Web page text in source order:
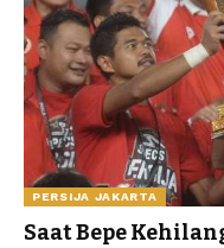
PERSIJA JAKARTA
Saat Bepe